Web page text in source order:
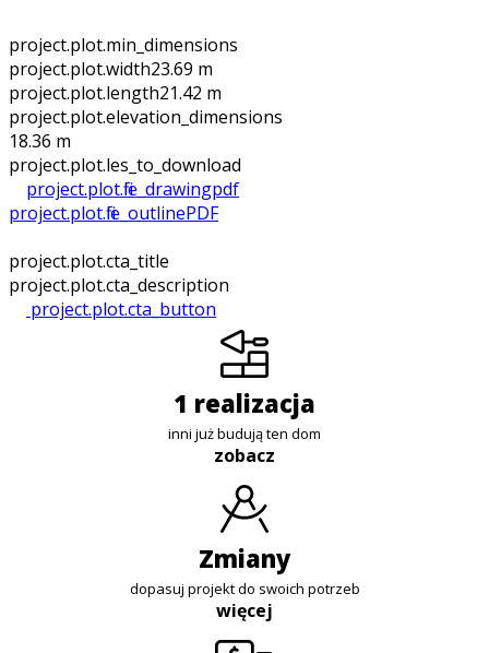
project.plot.min_dimensions
project.plot.width23.69 m
project.plot.length21.42 m
project.plot.elevation_dimensions
18.36 m
project.plot.files_to_download
project.plot.file_drawingpdf
project.plot.file_outlinePDF
project.plot.cta_title
project.plot.cta_description
project.plot.cta_button
1 realizacja
inni już budują ten dom
zobacz
zmiany
dopasuj projekt do swoich potrzeb
więcej